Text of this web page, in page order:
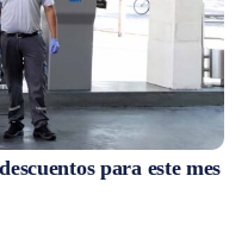
para este mes